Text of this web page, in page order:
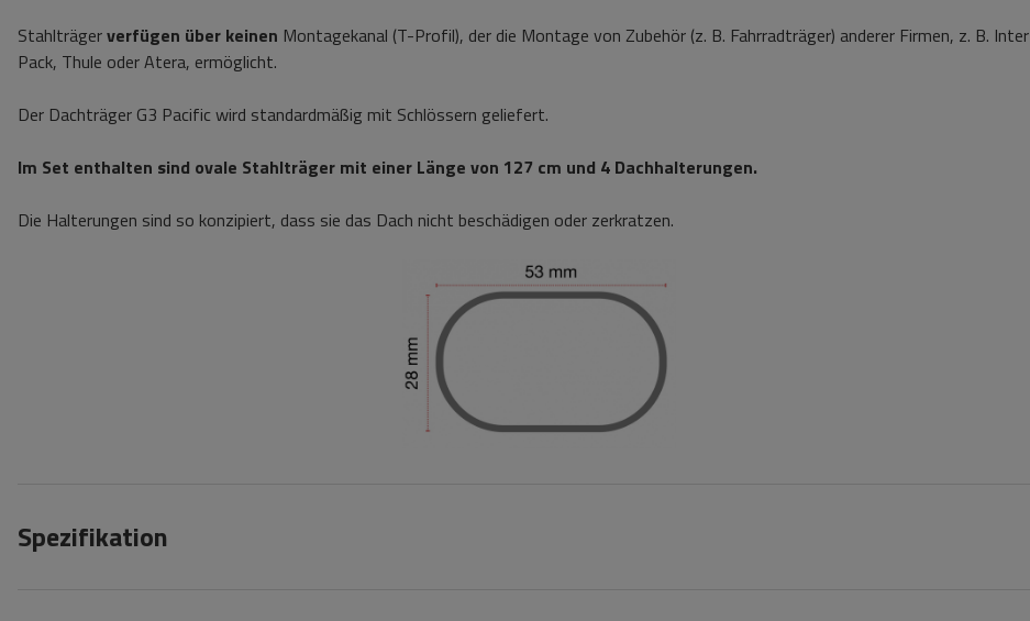
Stahlträgerverfügen über keinen Montagekanal (T-Profil), der die Montage von Zubehör (z. B. Fahrradträger) anderer Firmen, z. B. Inter
Pack, Thule oder Atera, ermöglicht.
Der Dachträger G3 Pacific wird standardmäßig mit Schlössern geliefert.
Im Set enthalten sind ovale Stahlträger mit einer Länge von 127 cm und 4 Dachhalterungen.
Die Halterungen sind so konzipiert, dass sie das Dach nicht beschädigen oder zerkratzen.
Spezifikation